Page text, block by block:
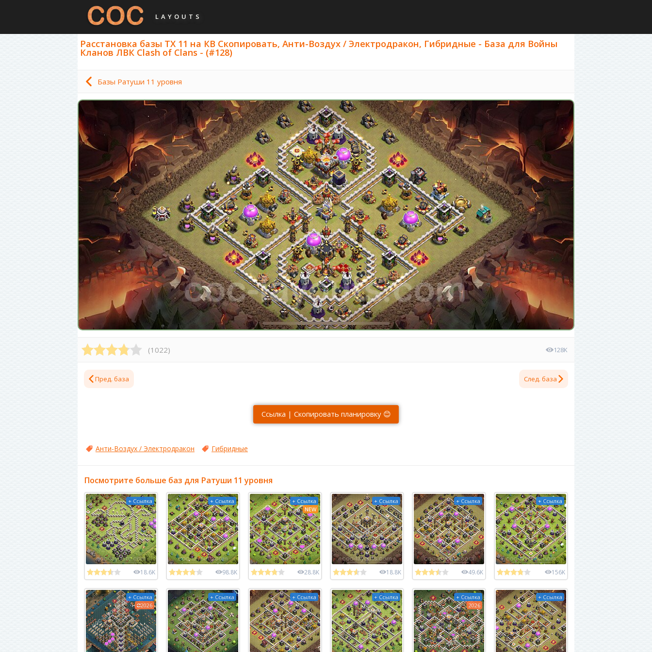
LAYOUTS
Расстановка базы ТХ 11 на КВ Скопировать, Анти-Воздух / Электродракон, Гибридные - База для Войны
Кланов ЛВК Clash of Clans - (#128)
Базы Ратуши 11 уровня
(1022) 128K
Пред. база След. база
Ссылка | Скопировать планировку 😊
Анти-Воздух / Электродракон Гибридные
Посмотрите больше баз для Ратуши 11 уровня
+ Ссылка
18.6K
+ Ссылка
98.8K
+ Ссылка
NEW
28.8K
+ Ссылка
18.8K
+ Ссылка
49.6K
+ Ссылка
156K
+ Ссылка
2026
+ Ссылка + Ссылка + Ссылка
+ Ссылка
2026
+ Ссылка